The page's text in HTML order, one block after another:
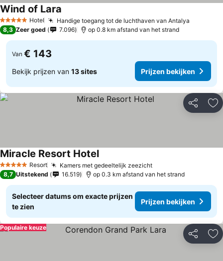
5 Sterren Hotel Handige toegang tot de luchthaven van Antalya
Wind of Lara
8,3 Zeer goed 7.096 op 0.8 km afstand van het strand
Van € 143
Bekijk prijzen van 13 sites Prijzen bekijken
Delen
5 Sterren Resort Kamers met gedeeltelijk zeezicht
Miracle Resort Hotel
8,7 Uitstekend 16.519 op 0.3 km afstand van het strand
Selecteer datums om exacte prijzen
te zien
Prijzen bekijken
Delen
Populaire keuze